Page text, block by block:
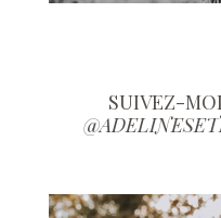
SUIVEZ-